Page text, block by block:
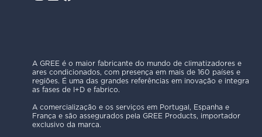
A GREE é o maior fabricante do mundo de climatizadores e
ares condicionados, com presença em mais de 160 países e
regiões. É uma das grandes referências em inovação e integra
as fases de I+D e fabrico.
A comercialização e os serviços em Portugal, Espanha e
França e são assegurados pela GREE Products, importador
exclusivo da marca.